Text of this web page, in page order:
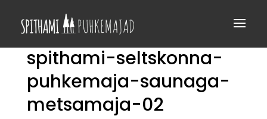
spithami-seltskonna-
puhkemaja-saunaga-
metsamaja-02